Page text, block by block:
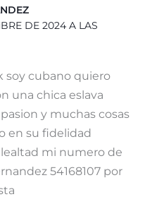
DE 2024 A LAS
soy cubano quiero
una chica eslava
y muchas cosas
en su fidelidad
mi numero de
54168107 por